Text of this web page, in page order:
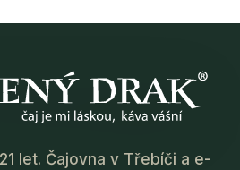
let. Čajovna v Třebíči a e-